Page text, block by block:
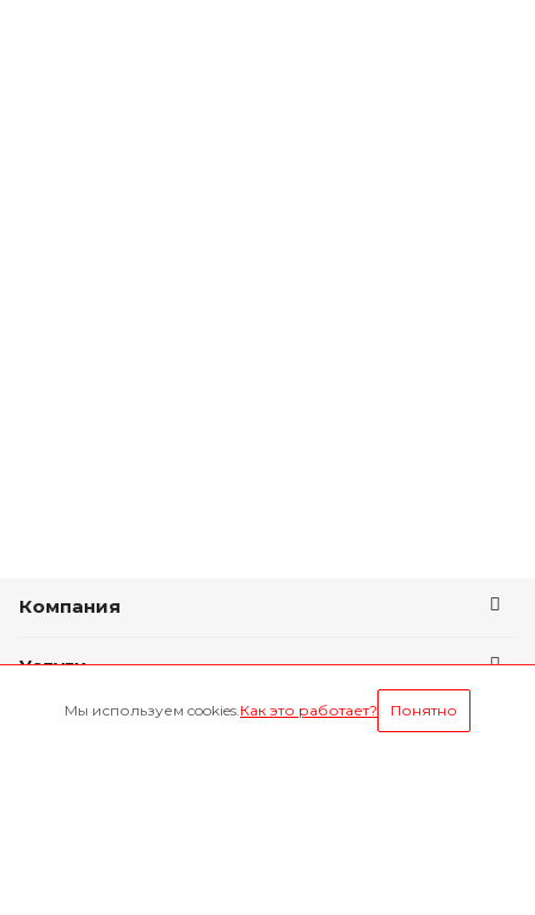
Компания
Услуги
Условия оплаты
Мы используем cookies.Как это работает? Понятно